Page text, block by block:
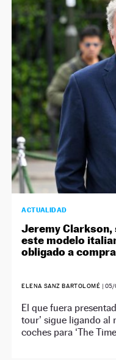
ACTUALIDAD
Jeremy
este modelo
obligado a
ELENA SANZ BARTOLOMÉ |05/
El que fuera
tour’ sigue ligando
coches para ‘The